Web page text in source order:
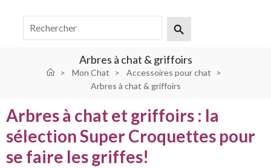

Arbres à chat & griffoirs
Mon Chat
Accessoires pour chat
Arbres à chat & griffoirs
Arbres à chat et griffoirs : la
sélection Super Croquettes pour
se faire les griffes!